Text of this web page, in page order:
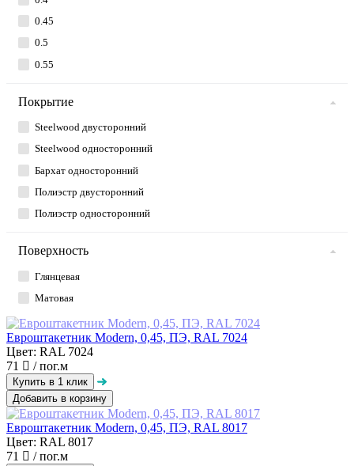
0.45
0.5
0.55
Покрытие
Steelwood двусторонний
Steelwood односторонний
Бархат односторонний
Полиэстр двусторонний
Полиэстр односторонний
Поверхность
Глянцевая
Матовая
Евроштакетник Modern, 0,45, ПЭ, RAL 7024
Цвет: RAL 7024
71
/ пог.м
Добавить в корзину
Евроштакетник Modern, 0,45, ПЭ, RAL 8017
Цвет: RAL 8017
71
/ пог.м